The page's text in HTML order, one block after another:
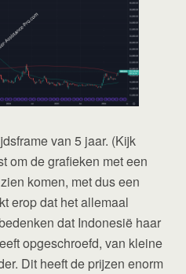
van 5 jaar. (Kijk
om de grafieken met een
komen, met dus een
erop dat het allemaal
dat Indonesië haar
opgeschroefd, van kleine
Dit heeft de prijzen enorm